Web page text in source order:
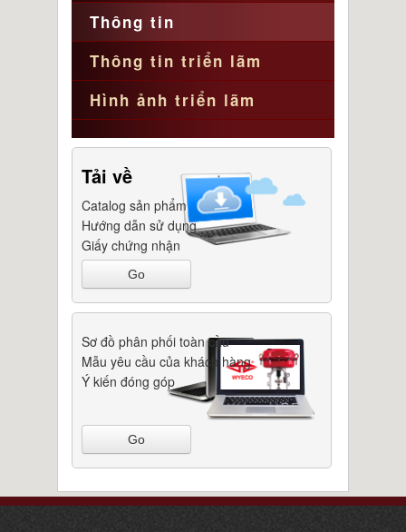
Thông tin
Thông tin triển lãm
Hình ảnh triển lãm
Tải về
Catalog sản phẩm
Hướng dẫn sử dụng
Giấy chứng nhận
Go
Sơ đồ phân phối toàn cầu
Mẫu yêu cầu của khách hàng
Ý kiến đóng góp
Go